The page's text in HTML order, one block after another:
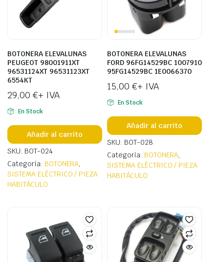
BOTONERA ELEVALUNAS
PEUGEOT 98001911XT
96531124XT 96531123XT
6554KT
29,00 €+ IVA
En Stock
Añadir al carrito
SKU: BOT-024
Categoría: BOTONERA,
SISTEMA ELÉCTRICO / PIEZA
HABITÁCULO
BOTONERA ELEVALUNAS
FORD 96FG14529BC 1007910
95FG14529BC 1E0066370
15,00 €+ IVA
En Stock
Añadir al carrito
SKU: BOT-028
Categoría: BOTONERA,
SISTEMA ELÉCTRICO / PIEZA
HABITÁCULO